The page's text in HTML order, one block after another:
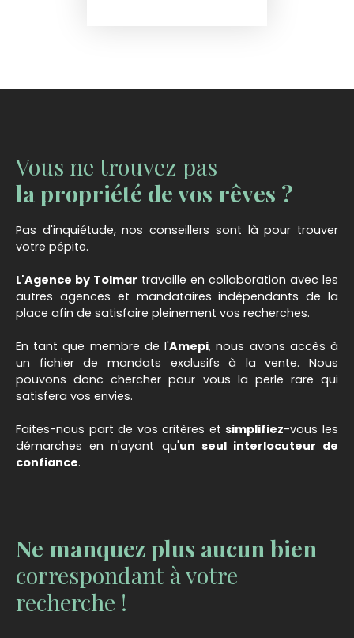
Vous ne trouvez pas
la propriété de vos rêves ?
Pas d'inquiétude, nos conseillers sont là pour trouver
votre pépite.
L'Agence by Tolmar travaille en collaboration avec les
autres agences et mandataires indépendants de la
place afin de satisfaire pleinement vos recherches.
En tant que membre de l'Amepi, nous avons accès à
un fichier de mandats exclusifs à la vente. Nous
pouvons donc chercher pour vous la perle rare qui
satisfera vos envies.
Faites-nous part de vos critères etsimplifiez-vous les
démarches en n'ayant qu'un seul interlocuteur de
confiance.
Ne manquez plus aucun bien
correspondant à votre
recherche !